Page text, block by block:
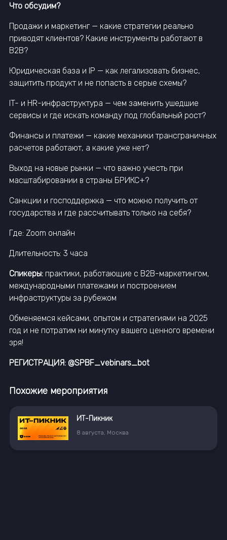
Что обсудим?
Продажи и маркетинг — какие стратегии реально
приводят клиентов? Какие инструменты работают в
B2B?
Юридическая база и IP — как легализовать бизнес,
защитить продукт и не попасть в серые схемы?
IT- и HR-инфраструктура — чем заменить ушедшие
сервисы и где искать команду под глобальный рост?
Финансы и платежи — какие механики трансграничных
расчетов работают, а какие уже нет?
Выход на новые рынки — что важно учесть при
масштабировании в страны БРИКС+?
Санкции и господдержка — что можно получить от
государства и где рассчитывать только на себя?
Где: Zoom онлайн
Длительность: 3 часа
Спикеры: практики, работающие с B2B-маркетингом,
международными платежами и построением
инфраструктуры за рубежом
Обменяемся кейсами, опытом и стратегиями на 2025
год и не потратим ни минутку вашего ценного времени
зря!
РЕГИСТРАЦИЯ: @SPBF_vebinars_bot
Похожие мероприятия
ИТ-Пикник
8 августа, Москва